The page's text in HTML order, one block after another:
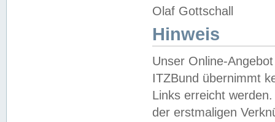
Olaf Gottschall
Hinweis
Unser Online-
ITZBund übernimmt
Links erreicht
der erstmaligen